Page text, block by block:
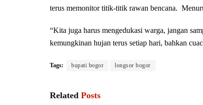
terus memonitor titik-titik rawan bencana.
“Kita juga harus mengedukasi warga, jangan
kemungkinan hujan terus setiap hari, bahkan
Tags: bupati bogor longsor bogor
Related Posts